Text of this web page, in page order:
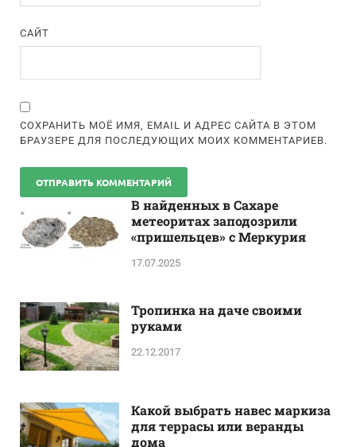
САЙТ
СОХРАНИТЬ МОЁ ИМЯ, EMAIL И АДРЕС САЙТА В ЭТОМ
БРАУЗЕРЕ ДЛЯ ПОСЛЕДУЮЩИХ МОИХ КОММЕНТАРИЕВ.
В найденных в Сахаре
метеоритах заподозрили
«пришельцев» с Меркурия
17.07.2025
Тропинка на даче своими
руками
22.12.2017
Какой выбрать навес маркиза
для террасы или веранды
дома